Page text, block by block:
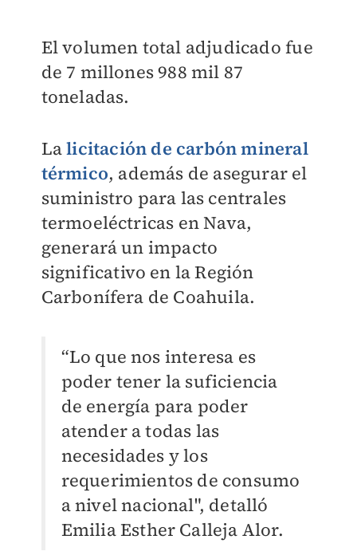
El volumen total adjudicado fue
de 7 millones 988 mil 87
toneladas.
Lalicitación de carbón mineral
térmico, además de asegurar el
suministro para las centrales
termoeléctricas en Nava,
generará un impacto
significativo en la Región
Carbonífera de Coahuila.
“Lo que nos interesa es
poder tener la suficiencia
de energía para poder
atender a todas las
necesidades y los
requerimientos de consumo
a nivel nacional", detalló
Emilia Esther Calleja Alor.